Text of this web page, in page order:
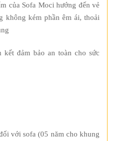
của Sofa Moci hướng đến vẻ
không kém phần êm ái, thoải
kết đảm bảo an toàn cho sức
với sofa (05 năm cho khung